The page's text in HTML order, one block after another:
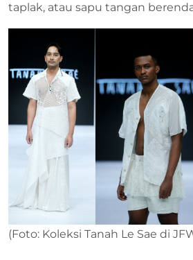
taplak, atau sapu tangan
(Foto: Koleksi Tanah Le Sae di